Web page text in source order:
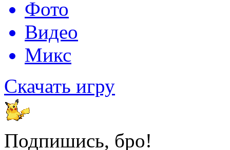
Фото
Видео
Микс
Скачать игру
Подпишись, бро!